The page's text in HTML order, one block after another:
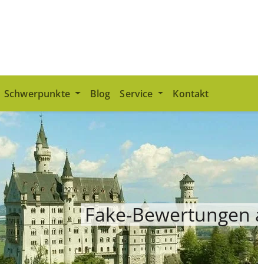
Schwerpunkte Blog Service Kontakt
Fake-